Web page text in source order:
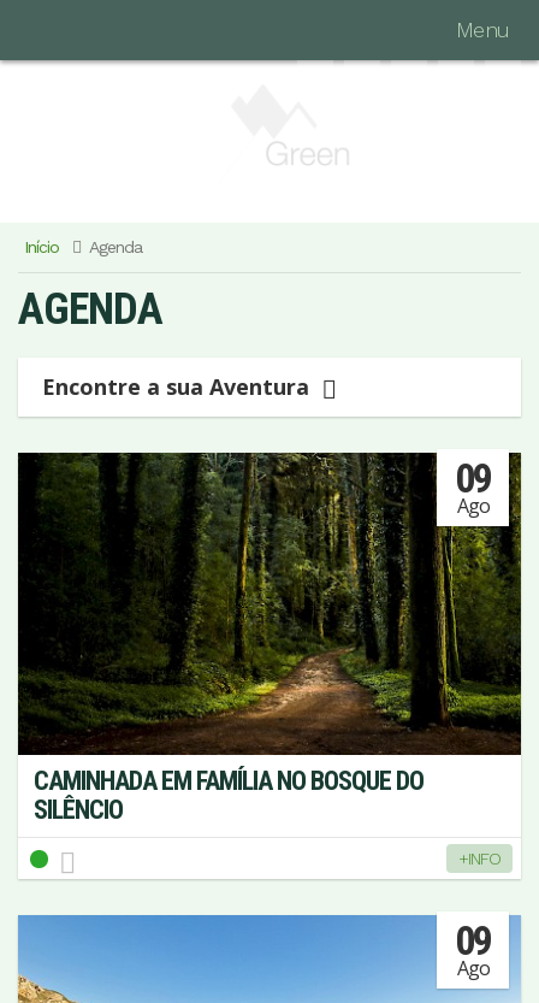
Menu
Início Agenda
AGENDA
Encontre a sua Aventura
09
Ago
CAMINHADA EM FAMÍLIA NO BOSQUE DO
SILÊNCIO
+INFO
09
Ago